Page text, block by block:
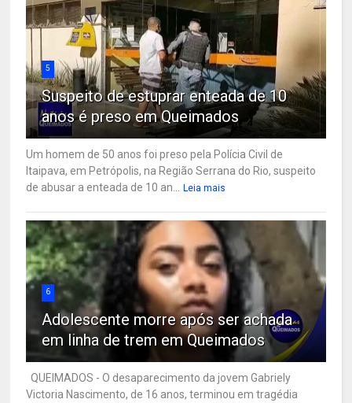
5
Suspeito de estuprar enteada de 10
anos é preso em Queimados
Um homem de 50 anos foi preso pela Polícia Civil de
Itaipava, em Petrópolis, na Região Serrana do Rio, suspeito
de abusar a enteada de 10 an...
Leia mais
6
Adolescente morre após ser achada
em linha de trem em Queimados
QUEIMADOS - O desaparecimento da jovem Gabriely
Victoria Nascimento, de 16 anos, terminou em tragédia